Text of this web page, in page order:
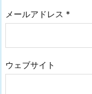
メールアドレス *
ウェブサイト